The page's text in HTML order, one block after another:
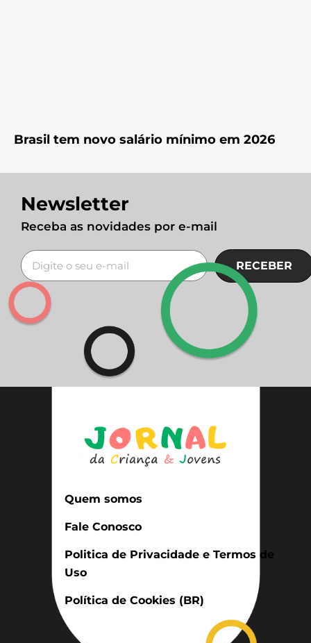
Brasil tem novo salário mínimo em 2026
Newsletter
Receba as novidades por e-mail
RECEBER
Quem somos
Fale Conosco
Politica de Privacidade e Termos de
Uso
Política de Cookies (BR)